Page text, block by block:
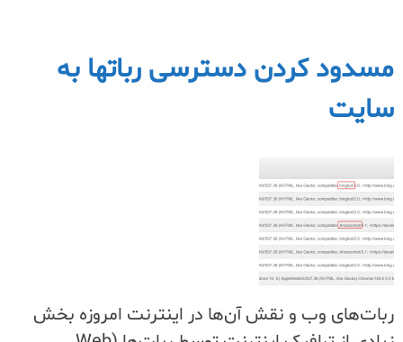
مسدود کردن دسترسی رباتها به
سایت
ربات‌های وب و نقش آن‌ها در اینترنت امروزه بخش